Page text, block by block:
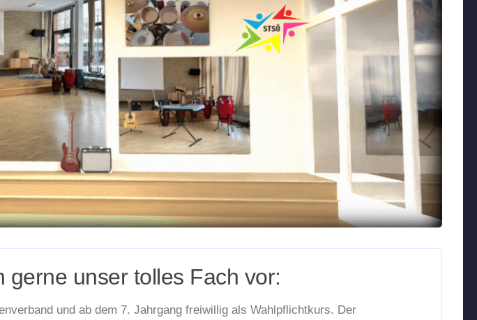
unser tolles Fach vor:
und ab dem 7. Jahrgang freiwillig als Wahlpflichtkurs. Der